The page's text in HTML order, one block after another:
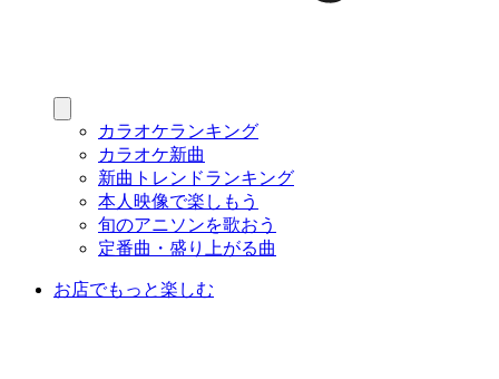
カラオケランキング
カラオケ新曲
新曲トレンドランキング
本人映像で楽しもう
旬のアニソンを歌おう
定番曲・盛り上がる曲
お店でもっと楽しむ